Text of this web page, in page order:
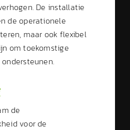
De installatie
de operationele
maar ook flexibel
om toekomstige
de
voor de